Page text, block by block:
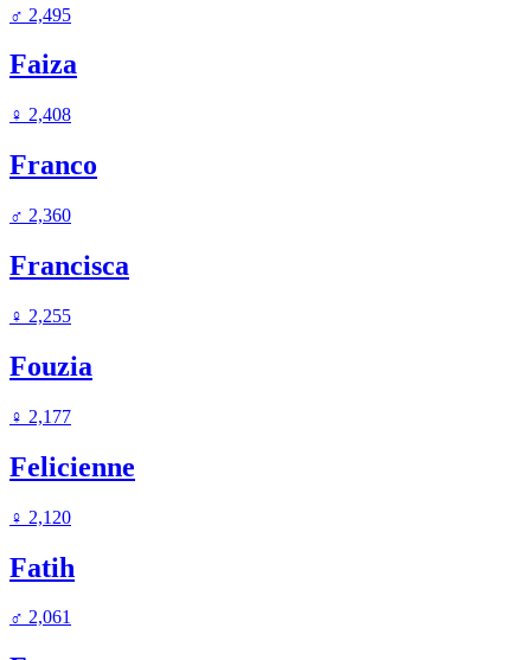
♂ 2,495
Faiza
♀ 2,408
Franco
♂ 2,360
Francisca
♀ 2,255
Fouzia
♀ 2,177
Felicienne
♀ 2,120
Fatih
♂ 2,061